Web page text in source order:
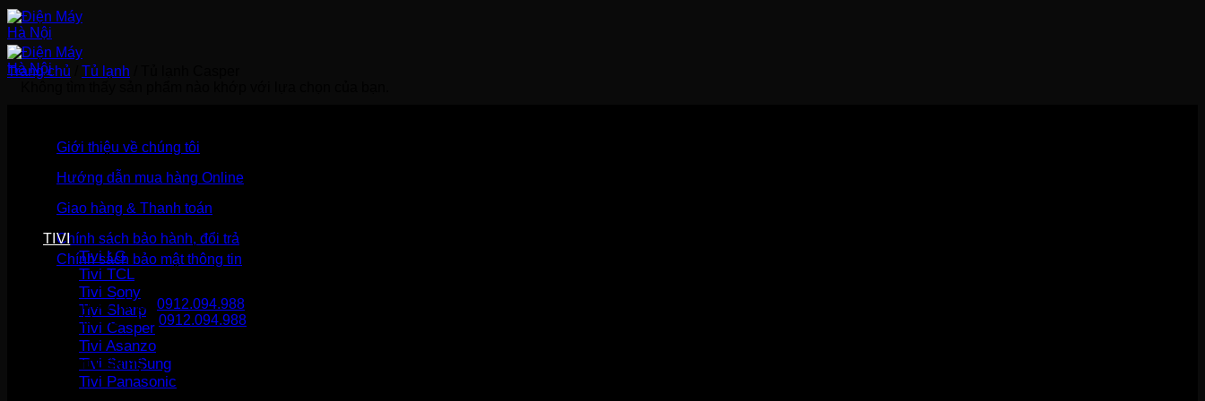
Bỏ
qua
nội
dung
TIVI
Tivi LG
Tivi TCL
Tivi Sony
Tivi Sharp
Tivi Casper
Tivi Asanzo
Tivi SamSung
Tivi Panasonic
Trang chủ Tủ lạnh
Giới thiệu về chúng tôi
Hướng dẫn mua hàng Online
Giao hàng & Thanh toán
Chính sách bảo hành, đổi trả
Chính sách bảo mật thông tin
Gọi mua hàng 0912.094.988
Gọi khiếu nại 0912.094.988
THÔNG TIN LIÊN HỆ